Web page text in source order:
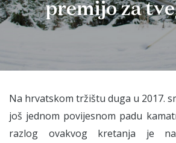
premijo za
Na hrvatskom tržištu duga u 2017.
još jednom povijesnom padu
razlog ovakvog kretanja je